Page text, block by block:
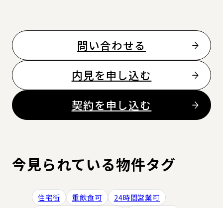
問い合わせる
内見を申し込む
契約を申し込む
今見られている物件タグ
住宅街 重飲食可
24時間営業可